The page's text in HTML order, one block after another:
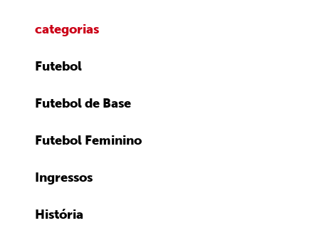
categorias
Futebol
Futebol de Base
Futebol Feminino
Ingressos
História